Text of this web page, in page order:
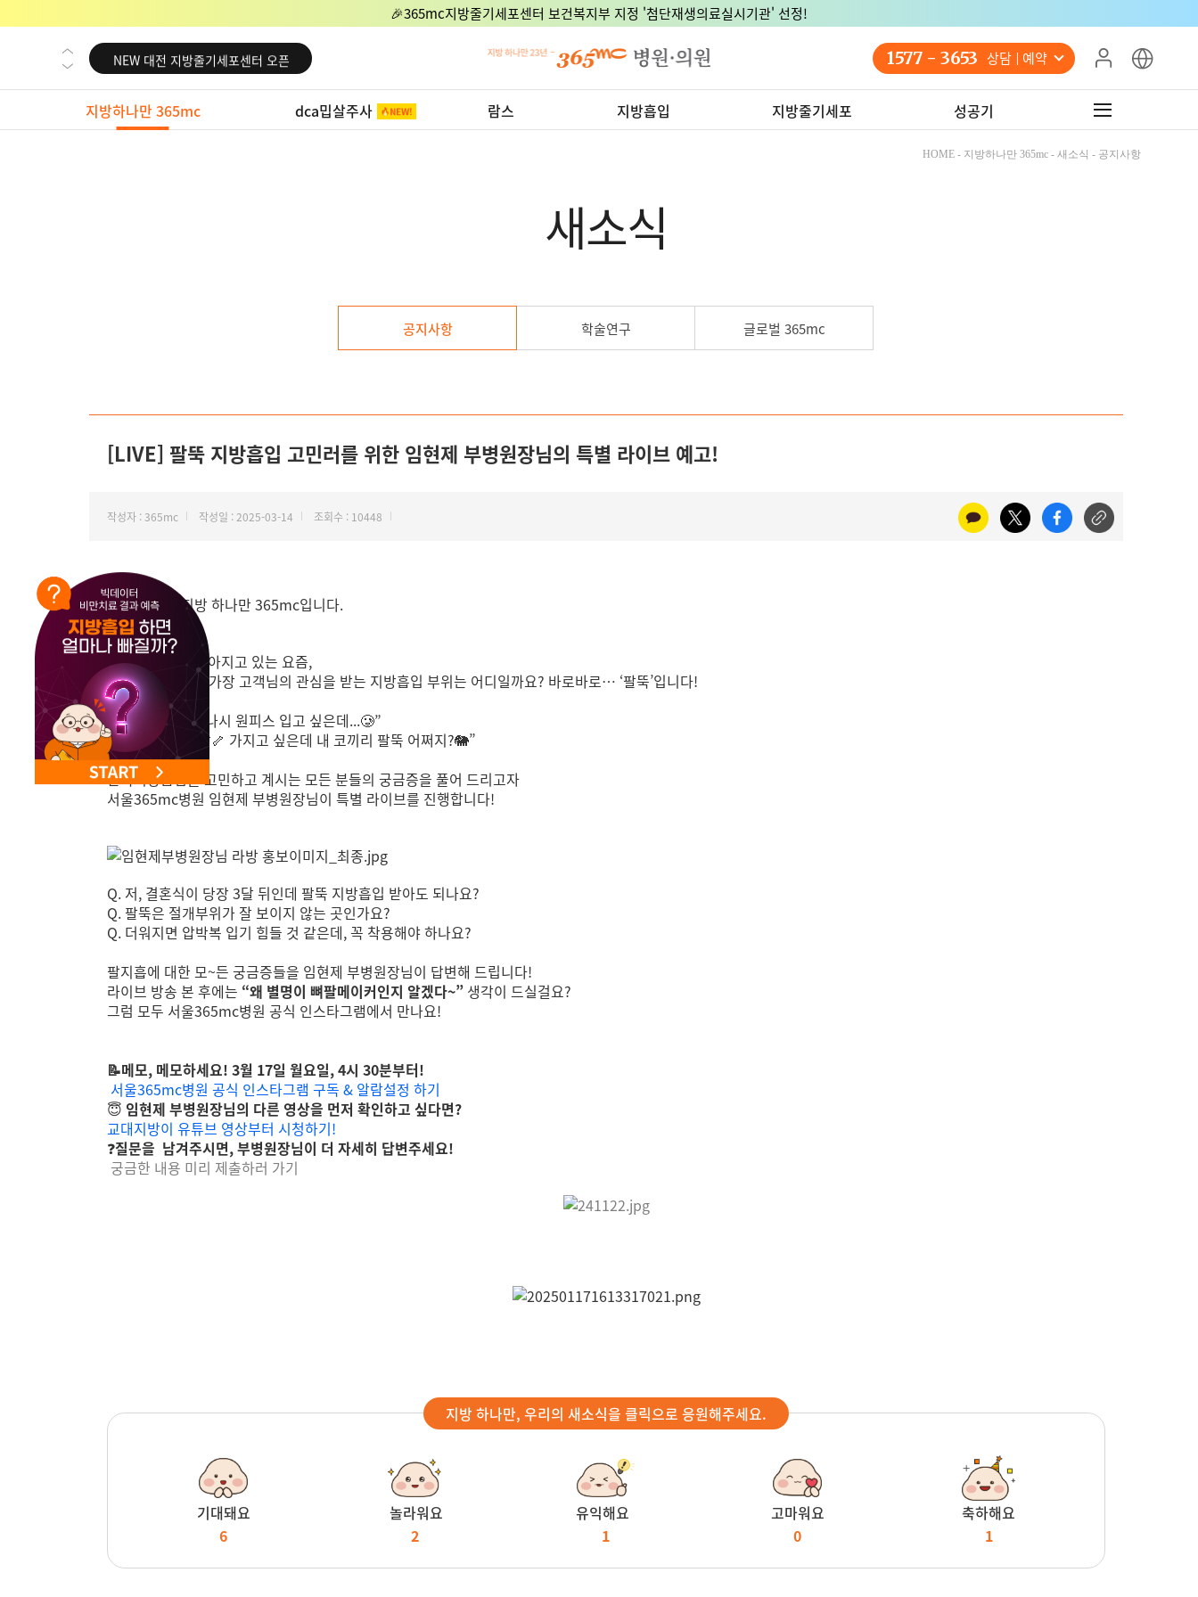
🎉365mc지방줄기세포센터 보건복지부 지정 '첨단재생의료실시기관' 선정!
NEW 교대 지방줄기세포센터 오픈
NEW 대전 지방줄기세포센터 오픈
NEW 노원 지방줄기세포센터 오픈
NEW 미국 LA점 오픈
1577 - 3653 상담 예약
지방하나만 365mc dca밉살주사 람스 지방흡입 지방줄기세포 성공기
HOME - 지방하나만 365mc - 새소식 - 공지사항
새소식
공지사항 학술연구 글로벌 365mc
[LIVE] 팔뚝 지방흡입 고민러를 위한 임현제 부병원장님의 특별 라이브 예고!
작성자 : 365mc 작성일 : 2025-03-14 조회수 : 10448
안녕하세요, 지방 하나만 365mc입니다.
점점 옷차림이 얇아지고 있는 요즘,
365mc병원에서 가장 고객님의 관심을 받는 지방흡입 부위는 어디일까요? 바로바로… ‘팔뚝’입니다!
“이번년도엔, 꼭 나시 원피스 입고 싶은데...🥲”
“여리여리한 뼈팔🦴 가지고 싶은데 내 코끼리 팔뚝 어쩌지?🐘”
팔뚝지방흡입을 고민하고 계시는 모든 분들의 궁금증을 풀어 드리고자
서울365mc병원 임현제 부병원장님이 특별 라이브를 진행합니다!
Q. 저, 결혼식이 당장 3달 뒤인데 팔뚝 지방흡입 받아도 되나요?
Q. 팔뚝은 절개부위가 잘 보이지 않는 곳인가요?
Q. 더워지면 압박복 입기 힘들 것 같은데, 꼭 착용해야 하나요?
팔지흡에 대한 모~든 궁금증들을 임현제 부병원장님이 답변해 드립니다!
라이브 방송 본 후에는 “왜 별명이 뼈팔메이커인지 알겠다~” 생각이 드실걸요?
그럼 모두 서울365mc병원 공식 인스타그램에서 만나요!
📝메모, 메모하세요! 3월 17일 월요일, 4시 30분부터!
서울365mc병원 공식 인스타그램 구독 & 알람설정 하기
😇 임현제 부병원장님의 다른 영상을 먼저 확인하고 싶다면?
교대지방이 유튜브 영상부터 시청하기!
❓질문을 남겨주시면, 부병원장님이 더 자세히 답변주세요!
궁금한 내용 미리 제출하러 가기
지방 하나만, 우리의 새소식을 클릭으로 응원해주세요.
기대돼요
6
놀라워요
2
유익해요
1
고마워요
0
축하해요
1